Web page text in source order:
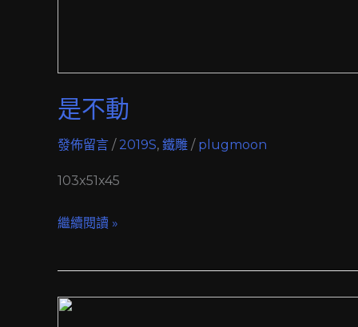
是不動
發佈留言 /2019S, 鐵雕 / plugmoon
103x51x45
繼續閱讀 »
都